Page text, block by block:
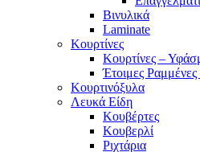
Βινυλικά
Laminate
Κουρτίνες
Κουρτίνες –
Έτοιμες Ραμμένες
Κουρτινόξυλα
Λευκά Είδη
Κουβέρτες
Κουβερλί
Ριχτάρια